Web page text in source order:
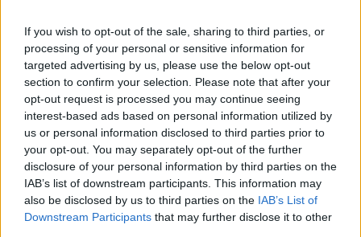
If you wish to opt-out of the sale, sharing to third parties, or
processing of your personal or sensitive information for
targeted advertising by us, please use the below opt-out
section to confirm your selection. Please note that after your
opt-out request is processed you may continue seeing
interest-based ads based on personal information utilized by
us or personal information disclosed to third parties prior to
your opt-out. You may separately opt-out of the further
disclosure of your personal information by third parties on the
IAB’s list of downstream participants. This information may
also be disclosed by us to third parties on the IAB’s List of
Downstream Participants that may further disclose it to other